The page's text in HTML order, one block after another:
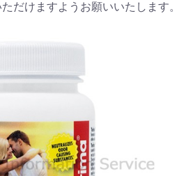
だけますようお願いいたします。